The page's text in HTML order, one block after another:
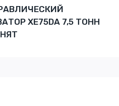
XE75DA 7,5 ТОНН